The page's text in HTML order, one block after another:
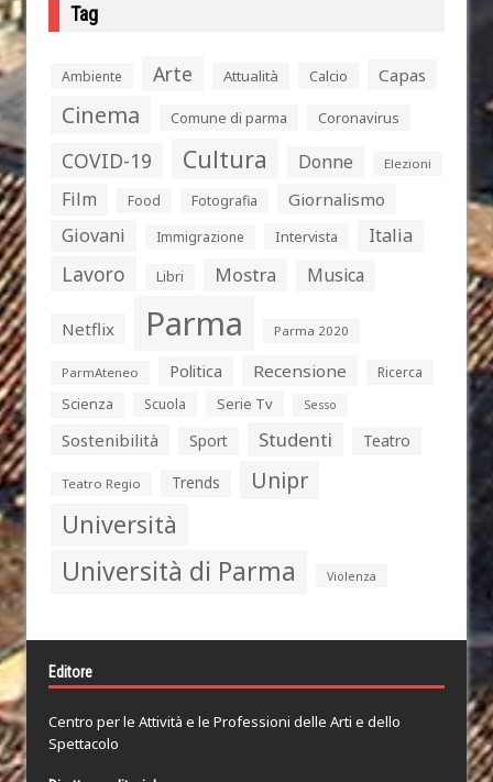
Tag
Ambiente Arte Attualità Calcio Capas
Cinema Comune di parma Coronavirus
COVID-19 Cultura Donne Elezioni
Film Food Fotografia Giornalismo
Giovani Immigrazione Intervista Italia
Lavoro Libri Mostra Musica
Netflix Parma Parma 2020
ParmAteneo Politica Recensione
Ricerca
Scienza
Scuola Serie Tv Sesso
Sostenibilità Sport Studenti Teatro
Teatro Regio Trends Unipr
Università
Università di Parma Violenza
Editore
Centro per le Attività e le Professioni delle Arti e dello
Spettacolo